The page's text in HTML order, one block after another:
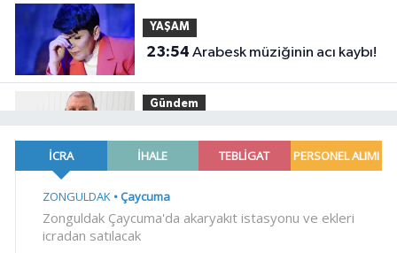
YAŞAM
23:54 Arabesk müziğinin acı kaybı!
Gündem
İlkay Çiçek görevden uzaklaştırıldı
23:34CHP İstanbul'da yeni